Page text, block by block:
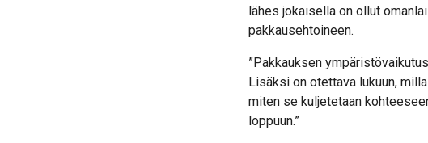
lähes jokaisella on ollut
pakkausehtoineen.
”Pakkauksen
Lisäksi on otettava lukuun,
miten se kuljetetaan
loppuun.”